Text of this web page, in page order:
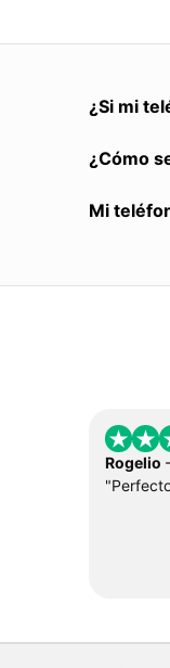
¿Si mi
¿Cómo
Mi
Rogelio